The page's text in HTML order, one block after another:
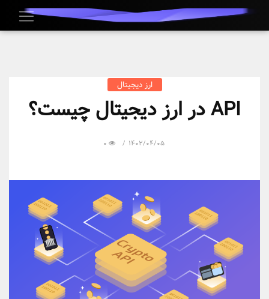
ارز دیجیتال
API در ارز دیجیتال چیست؟
1402/04/05